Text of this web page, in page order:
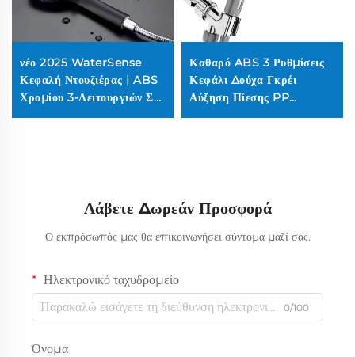
νέο 2025 WaterSense
Κεφαλή Ντουζιέρας | ABS
Χρομίου 3-Λειτουργιών Σετ
Ψεκασμού (Επίχειρη
Καθαρό ABS 3 Ρυθμίσεις
Κεφάλι Δούχα Γκρέι
Αύξηση Πίεσης PP
Φιλτράρισμα με Κουμπί
Λάβετε Δωρεάν Προσφορά
Ο εκπρόσωπός μας θα επικοινωνήσει σύντομα μαζί σας.
Ηλεκτρονικό ταχυδρομείο
0/100
Όνομα